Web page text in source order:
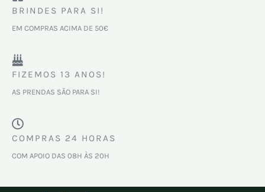
BRINDES PARA SI!
EM COMPRAS ACIMA DE 50€
FIZEMOS 13 ANOS!
AS PRENDAS SÃO PARA SI!
COMPRAS 24 HORAS
COM APOIO DAS 08H ÀS 20H